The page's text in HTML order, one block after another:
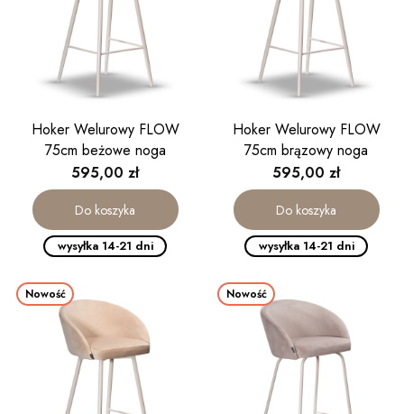
Hoker Welurowy FLOW
75cm beżowe noga
kaszmirowa
Cena
595,00 zł
Do koszyka
wysyłka 14-21 dni
Hoker Welurowy FLOW
75cm brązowy noga
kaszmirowa
Cena
595,00 zł
Do koszyka
wysyłka 14-21 dni
Nowość Nowość